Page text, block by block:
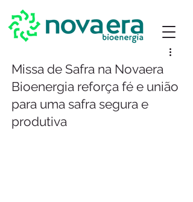
Missa de Safra na Novaera
Bioenergia reforça fé e união
para uma safra segura e
produtiva